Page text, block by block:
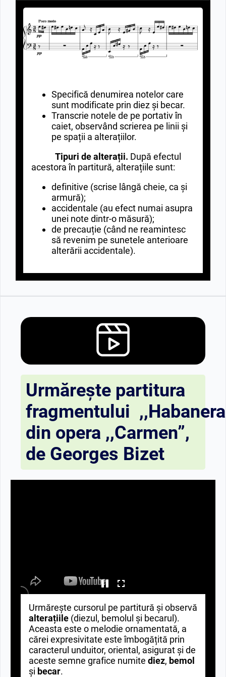
​​​​​Specifică denumirea notelor care
sunt modificate prin diez și becar.
Transcrie notele de pe portativ în
caiet, observând scrierea pe linii și
pe spații a alterațiilor.
Tipuri de alterații. După efectul
acestora în partitură, alterațiile sunt:
definitive (scrise lângă cheie, ca și
armură);
accidentale (au efect numai asupra
unei note dintr-o măsură);
de precauție (când ne reamintesc
să revenim pe sunetele anterioare
alterării accidentale).
Urmărește partitura
fragmentului
din opera ,,Carmen”,
de Georges Bizet
Urmărește cursorul pe partitură și observă
alterațiile (diezul, bemolul și becarul).
Aceasta este o melodie ornamentată, a
cărei expresivitate este îmbogățită prin
caracterul unduitor, oriental, asigurat și de
aceste semne grafice numite diez, bemol
și becar.